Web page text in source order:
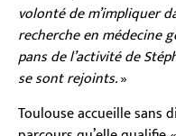
volonté de m’impliquer
recherche en médecine
pans de l’activité de
se sont rejoints.»
Toulouse accueille sans